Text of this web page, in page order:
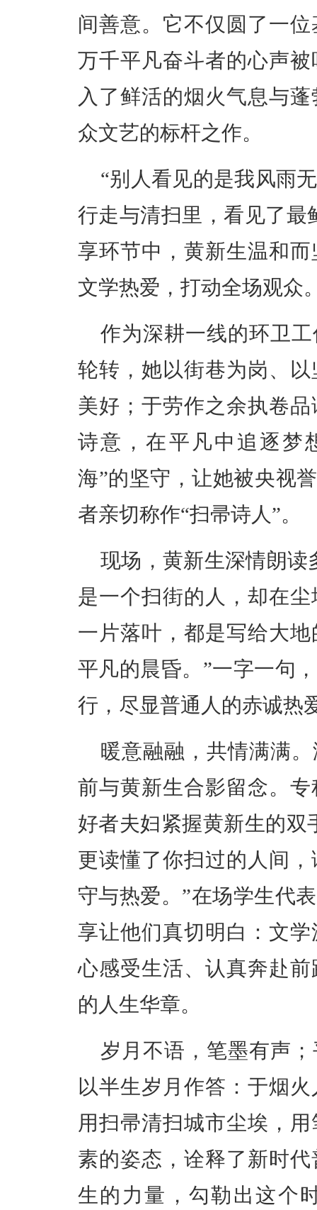
间善意。它不仅圆了一
万千平凡奋斗者的心声
入了鲜活的烟火气息与
众文艺的标杆之作。
“别人看见的是我风雨
行走与清扫里，看见了最
享环节中，黄新生温和
文学热爱，打动全场观众
作为深耕一线的环卫
轮转，她以街巷为岗、
美好；于劳作之余执卷
诗意，在平凡中追逐梦
海”的坚守，让她被央视
者亲切称作“扫帚诗人”。
现场，黄新生深情朗读
是一个扫街的人，却在
一片落叶，都是写给大
平凡的晨昏。”一字一句
行，尽显普通人的赤诚热
暖意融融，共情满满
前与黄新生合影留念。
好者夫妇紧握黄新生的双
更读懂了你扫过的人间
守与热爱。”在场学生代
享让他们真切明白：文
心感受生活、认真奔赴
的人生华章。
岁月不语，笔墨有声
以半生岁月作答：于烟
用扫帚清扫城市尘埃，
素的姿态，诠释了新时
生的力量，勾勒出这个